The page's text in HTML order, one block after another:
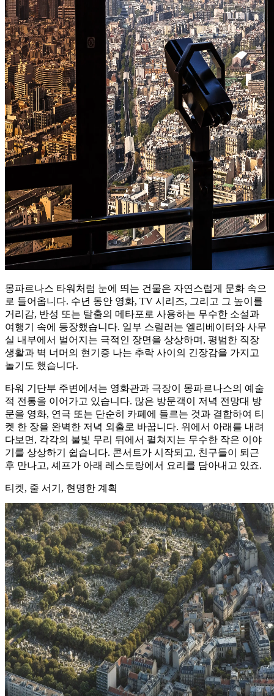
몽파르나스 타워처럼 눈에 띄는 건물은 자연스럽게 문화 속으
로 들어옵니다. 수년 동안 영화, TV 시리즈, 그리고 그 높이를
거리감, 반성 또는 탈출의 메타포로 사용하는 무수한 소설과
여행기 속에 등장했습니다. 일부 스릴러는 엘리베이터와 사무
실 내부에서 벌어지는 극적인 장면을 상상하며, 평범한 직장
생활과 벽 너머의 현기증 나는 추락 사이의 긴장감을 가지고
놀기도 했습니다.
타워 기단부 주변에서는 영화관과 극장이 몽파르나스의 예술
적 전통을 이어가고 있습니다. 많은 방문객이 저녁 전망대 방
문을 영화, 연극 또는 단순히 카페에 들르는 것과 결합하여 티
켓 한 장을 완벽한 저녁 외출로 바꿉니다. 위에서 아래를 내려
다보면, 각각의 불빛 무리 뒤에서 펼쳐지는 무수한 작은 이야
기를 상상하기 쉽습니다. 콘서트가 시작되고, 친구들이 퇴근
후 만나고, 셰프가 아래 레스토랑에서 요리를 담아내고 있죠.
티켓, 줄 서기, 현명한 계획